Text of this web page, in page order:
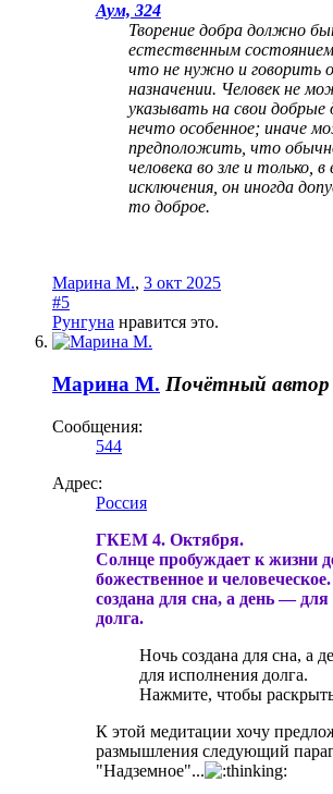
Аум, 324
Творение добра должно
естественным состоянием
что не нужно и говорить
назначении. Человек не
указывать на свои добрые
нечто особенное; иначе
предположить, что
человека во зле и только, в
исключения, он иногда
то доброе.
Марина М., 3 окт 2025
#5
Рунгуна нравится это.
Марина М. Почётный автор
Сообщения:
544
Адрес:
Россия
ГКЕМ 4. Октября.
Солнце пробуждает к жизни
божественное и
создана для сна, а день —
долга.
Ночь создана для сна, а
для исполнения долга.
Нажмите, чтобы
К этой медитации хочу
размышления следующий
"Надземное"...